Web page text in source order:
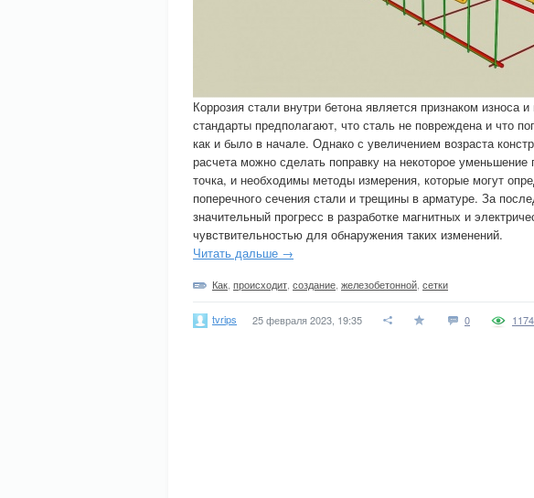
Коррозия стали внутри бетона является признаком износа
стандарты предполагают, что сталь не повреждена и что
как и было в начале. Однако с увеличением возраста
расчета можно сделать поправку на некоторое уменьшение
точка, и необходимы методы измерения, которые могут
поперечного сечения стали и трещины в арматуре. За
значительный прогресс в разработке магнитных и
чувствительностью для обнаружения таких изменений.
Читать дальше →
Как происходит создание железобетонной сетки
tvrips 25 февраля 2023, 19:35 0 1174